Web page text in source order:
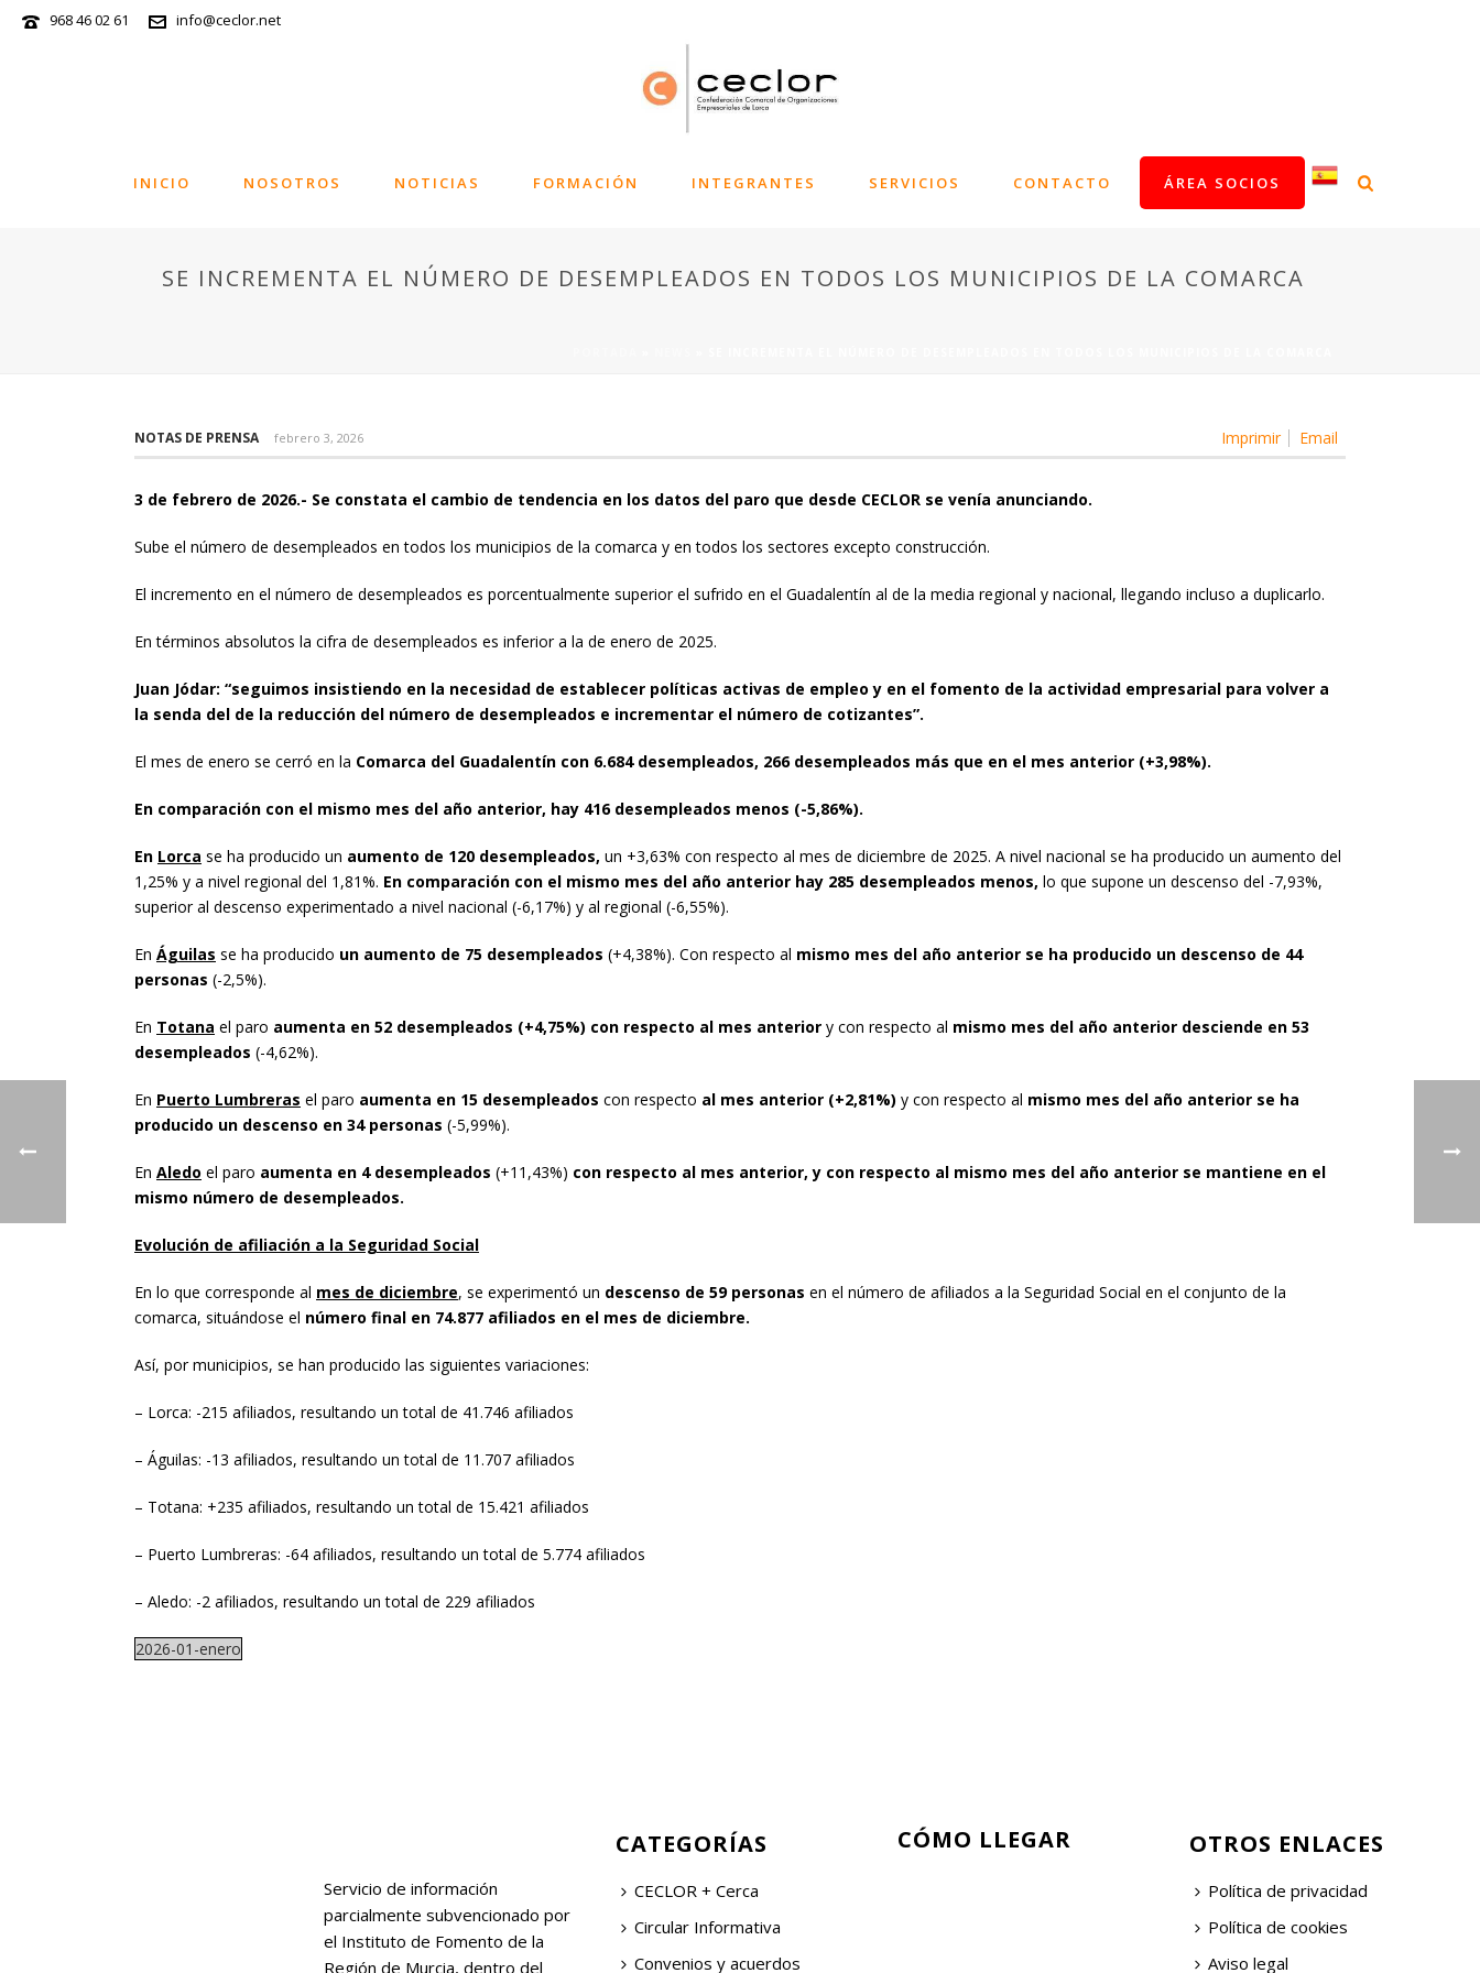
968 46 02 61 info@ceclor.net
INICIO NOSOTROS NOTICIAS FORMACIÓN INTEGRANTES SERVICIOS CONTACTO ÁREA SOCIOS
SE INCREMENTA EL NÚMERO DE DESEMPLEADOS EN TODOS LOS MUNICIPIOS DE LA COMARCA
Imprimir Email
NOTAS DE PRENSA febrero 3, 2026
3 de febrero de 2026.- Se constata el cambio de tendencia en los datos del paro que desde CECLOR se venía anunciando.
Sube el número de desempleados en todos los municipios de la comarca y en todos los sectores excepto construcción.
El incremento en el número de desempleados es porcentualmente superior el sufrido en el Guadalentín al de la media regional y nacional, llegando incluso a duplicarlo.
En términos absolutos la cifra de desempleados es inferior a la de enero de 2025.
Juan Jódar: “seguimos insistiendo en la necesidad de establecer políticas activas de empleo y en el fomento de la actividad empresarial para volver a
la senda del de la reducción del número de desempleados e incrementar el número de cotizantes”.
El mes de enero se cerró en la Comarca del Guadalentín con 6.684 desempleados, 266 desempleados más que en el mes anterior (+3,98%).
En comparación con el mismo mes del año anterior, hay 416 desempleados menos (-5,86%).
En Lorca se ha producido un aumento de 120 desempleados, un +3,63% con respecto al mes de diciembre de 2025. A nivel nacional se ha producido un aumento del
1,25% y a nivel regional del 1,81%. En comparación con el mismo mes del año anterior hay 285 desempleados menos, lo que supone un descenso del -7,93%,
superior al descenso experimentado a nivel nacional (-6,17%) y al regional (-6,55%).
En Águilas se ha producido un aumento de 75 desempleados (+4,38%). Con respecto al mismo mes del año anterior se ha producido un descenso de 44
personas (-2,5%).
En Totana el paro aumenta en 52 desempleados (+4,75%) con respecto al mes anterior y con respecto al mismo mes del año anterior desciende en 53
desempleados (-4,62%).
En Puerto Lumbreras el paro aumenta en 15 desempleados con respecto al mes anterior (+2,81%) y con respecto al mismo mes del año anterior se ha
producido un descenso en 34 personas (-5,99%).
En Aledo el paro aumenta en 4 desempleados (+11,43%) con respecto al mes anterior, y con respecto al mismo mes del año anterior se mantiene en el
mismo número de desempleados.
Evolución de afiliación a la Seguridad Social
En lo que corresponde al mes de diciembre, se experimentó un descenso de 59 personas en el número de afiliados a la Seguridad Social en el conjunto de la
comarca, situándose el número final en 74.877 afiliados en el mes de diciembre.
Así, por municipios, se han producido las siguientes variaciones:
– Lorca: -215 afiliados, resultando un total de 41.746 afiliados
– Águilas: -13 afiliados, resultando un total de 11.707 afiliados
– Totana: +235 afiliados, resultando un total de 15.421 afiliados
– Puerto Lumbreras: -64 afiliados, resultando un total de 5.774 afiliados
– Aledo: -2 afiliados, resultando un total de 229 afiliados
2026-01-enero
Servicio de información
parcialmente subvencionado por
el Instituto de Fomento de la
Región de Murcia, dentro del
CATEGORÍAS
CECLOR + Cerca
Circular Informativa
Convenios y acuerdos
CÓMO LLEGAR OTROS ENLACES
Política de privacidad
Política de cookies
Aviso legal